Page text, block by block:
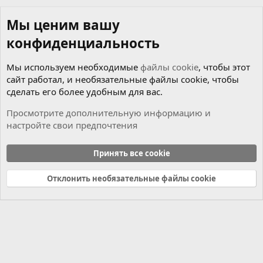
Cookies
Russian (RU)
Связь с нами
Условия и правила
Политика конфиденциальности
Справка Главная
R
Мы ценим вашу
конфиденциальность
Мы используем необходимые файлы cookie, чтобы этот
сайт работал, и необязательные файлы cookie, чтобы
сделать его более удобным для вас.
Просмотрите дополнительную информацию и
настройте свои предпочтения
Принять все cookie
Отклонить необязательные файлы cookie